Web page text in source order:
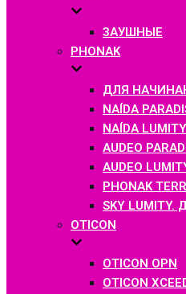
ЗАУШНЫЕ
PHONAK
ДЛЯ
NAÍDA
NAÍDA LUMITY
AUDEO
AUDEO
PHONAK
SKY
OTICON
OTICON OPN
OTICON